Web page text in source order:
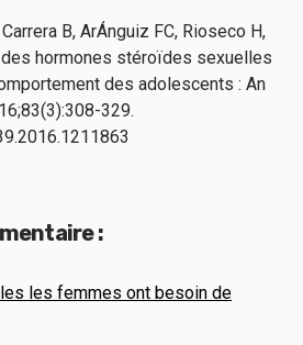
B, ArÁnguiz FC, Rioseco H,
hormones stéroïdes sexuelles
des adolescents : An
329.
:
les femmes ont besoin de